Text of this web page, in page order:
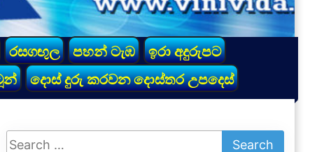
රසගඟුල පහන් ටැඹ
ඉරා අදුරුපට
දොස් දුරු කරවන දොස්තර උපදෙස්